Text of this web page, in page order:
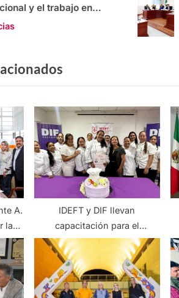
y el trabajo en
motores del
en Jalisco
A.
la
IDEFT y DIF llevan
capacitación para el
autoempleo a comunidades
rurales de Puerto Vallarta